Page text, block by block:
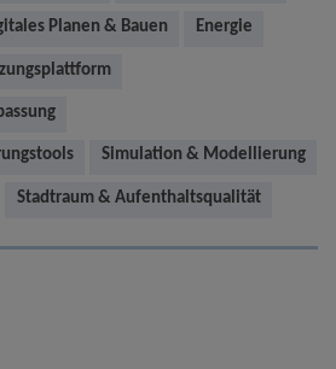
Planen & Bauen Energie
Simulation & Modellierung
Stadtraum & Aufenthaltsqualität